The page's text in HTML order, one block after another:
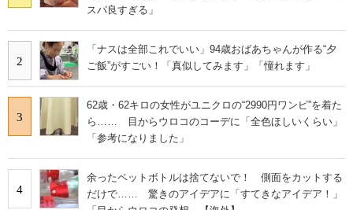
スパ良すぎる」
2
「ナスは全部これでいい」94歳おばあちゃんが作る“夕
ご飯”がすごい！「真似してみます」「憧れます」
3
62歳・62キロの女性がユニクロの“2990円ワンピ”を着た
ら…… 目からウロコのコーデに「全色ほしいくらい」
「参考になりました」
4
余ったペットボトルは捨てないで！ 側面をカットする
だけで…… 驚きのアイデアに「すてきなアイデア！」